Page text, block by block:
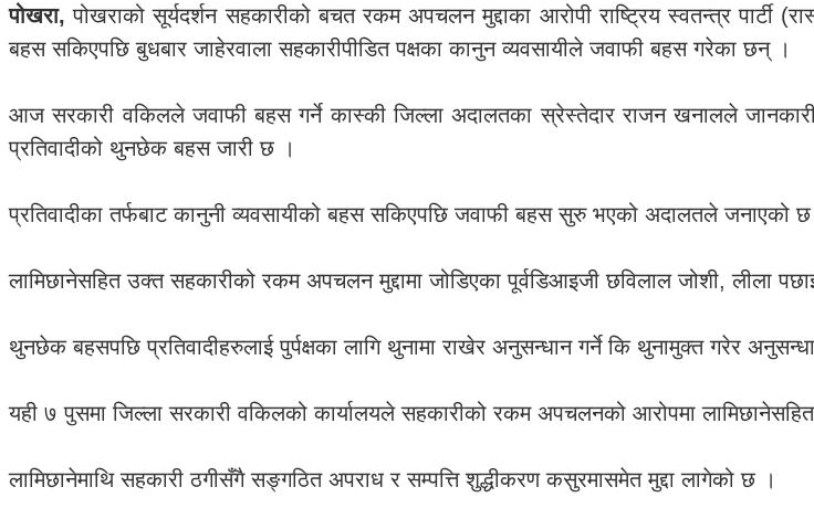
पोखरा,पोखराको सूर्यदर्शन सहकारीको बचत रकम अपचलन मुद्दाका आरोपी राष्ट्रिय स्वतन्त्र पार्टी
बहस सकिएपछि बुधबार जाहेरवाला सहकारीपीडित पक्षका कानुन व्यवसायीले जवाफी बहस गरेका छन् ।
आज सरकारी वकिलले जवाफी बहस गर्ने कास्की जिल्ला अदालतका स्रेस्तेदार राजन खनालले
प्रतिवादीको थुनछेक बहस जारी छ ।
प्रतिवादीका तर्फबाट कानुनी व्यवसायीको बहस सकिएपछि जवाफी बहस सुरु भएको अदालतले जनाएको
लामिछानेसहित उक्त सहकारीको रकम अपचलन मुद्दामा जोडिएका पूर्वडिआइजी छविलाल जोशी, लीला
थुनछेक बहसपछि प्रतिवादीहरुलाई पुर्पक्षका लागि थुनामा राखेर अनुसन्धान गर्ने कि थुनामुक्त गरेर
यही ७ पुसमा जिल्ला सरकारी वकिलको कार्यालयले सहकारीको रकम अपचलनको आरोपमा लामिछानेसहित
लामिछानेमाथि सहकारी ठगीसँगै सङ्गठित अपराध र सम्पत्ति शुद्धीकरण कसुरमासमेत मुद्दा लागेको छ ।